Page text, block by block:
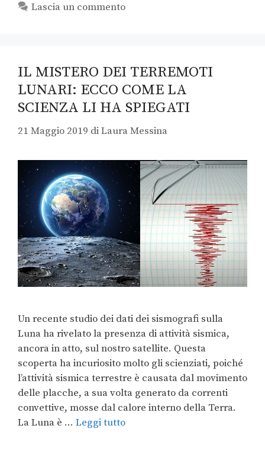
Lascia un commento
IL MISTERO DEI TERREMOTI
LUNARI: ECCO COME LA
SCIENZA LI HA SPIEGATI
21 Maggio 2019 diLaura Messina
Un recente studio dei dati dei sismografi sulla
Luna ha rivelato la presenza di attività sismica,
ancora in atto, sul nostro satellite. Questa
scoperta ha incuriosito molto gli scienziati, poiché
l’attività sismica terrestre è causata dal movimento
delle placche, a sua volta generato da correnti
convettive, mosse dal calore interno della Terra.
La Luna è … Leggi tutto